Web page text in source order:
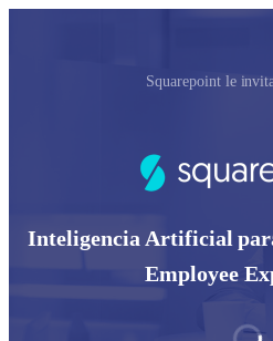
Squarepoint le
Inteligencia Artificial
Employee